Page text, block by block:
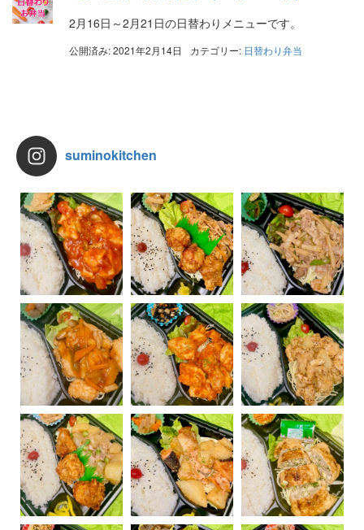
2月16日～2月21日の日替わりメニューです。
公開済み: 2021年2月14日 カテゴリー: 日替わり弁当
suminokitchen